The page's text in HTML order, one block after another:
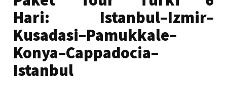
Hari: Istanbul–Izmir–
Kusadasi–Pamukkale–
Konya–Cappadocia–
Istanbul